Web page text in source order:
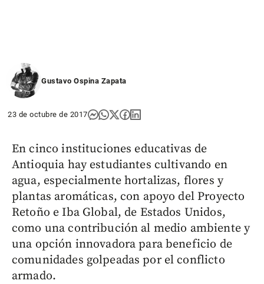
Gustavo Ospina Zapata
23 de octubre de 2017
En cinco instituciones educativas de
Antioquia hay estudiantes cultivando en
agua, especialmente hortalizas, flores y
plantas aromáticas, con apoyo del Proyecto
Retoño e Iba Global, de Estados Unidos,
como una contribución al medio ambiente y
una opción innovadora para beneficio de
comunidades golpeadas por el conflicto
armado.